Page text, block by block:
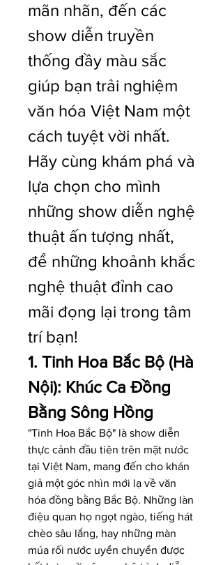
mãn nhãn, đến các
show diễn truyền
thống đầy màu sắc
giúp bạn trải nghiệm
văn hóa Việt Nam một
cách tuyệt vời nhất.
Hãy cùng khám phá và
lựa chọn cho mình
những show diễn nghệ
thuật ấn tượng nhất,
để những khoảnh khắc
nghệ thuật đỉnh cao
mãi đọng lại trong tâm
trí bạn!
1. Tinh Hoa Bắc Bộ (Hà
Nội): Khúc Ca Đồng
Bằng Sông Hồng
"Tinh Hoa Bắc Bộ" là show diễn
thực cảnh đầu tiên trên mặt nước
tại Việt Nam, mang đến cho khán
giả một góc nhìn mới lạ về văn
hóa đồng bằng Bắc Bộ. Những làn
điệu quan họ ngọt ngào, tiếng hát
chèo sâu lắng, hay những màn
múa rối nước uyển chuyển được